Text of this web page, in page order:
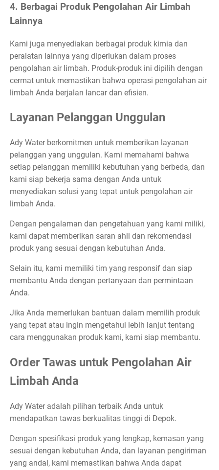
4. Berbagai Produk Pengolahan Air Limbah
Lainnya
Kami juga menyediakan berbagai produk kimia dan
peralatan lainnya yang diperlukan dalam proses
pengolahan air limbah. Produk-produk ini dipilih dengan
cermat untuk memastikan bahwa operasi pengolahan air
limbah Anda berjalan lancar dan efisien.
Layanan Pelanggan Unggulan
Ady Water berkomitmen untuk memberikan layanan
pelanggan yang unggulan. Kami memahami bahwa
setiap pelanggan memiliki kebutuhan yang berbeda, dan
kami siap bekerja sama dengan Anda untuk
menyediakan solusi yang tepat untuk pengolahan air
limbah Anda.
Dengan pengalaman dan pengetahuan yang kami miliki,
kami dapat memberikan saran ahli dan rekomendasi
produk yang sesuai dengan kebutuhan Anda.
Selain itu, kami memiliki tim yang responsif dan siap
membantu Anda dengan pertanyaan dan permintaan
Anda.
Jika Anda memerlukan bantuan dalam memilih produk
yang tepat atau ingin mengetahui lebih lanjut tentang
cara menggunakan produk kami, kami siap membantu.
Order Tawas untuk Pengolahan Air
Limbah Anda
Ady Water adalah pilihan terbaik Anda untuk
mendapatkan tawas berkualitas tinggi di Depok.
Dengan spesifikasi produk yang lengkap, kemasan yang
sesuai dengan kebutuhan Anda, dan layanan pengiriman
yang andal, kami memastikan bahwa Anda dapat